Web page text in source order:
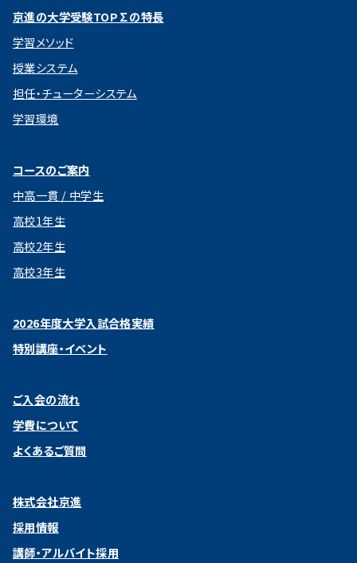
京進の大学受験TOP∑の特長
学習メソッド
授業システム
担任・チューターシステム
学習環境
コースのご案内
中高一貫 / 中学生
高校1年生
高校2年生
高校3年生
2026年度大学入試合格実績
特別講座・イベント
ご入会の流れ
学費について
よくあるご質問
株式会社京進
採用情報
講師・アルバイト採用